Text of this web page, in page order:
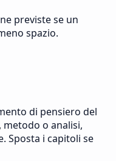
previste se un
spazio.
di pensiero del
o analisi,
Sposta i capitoli se